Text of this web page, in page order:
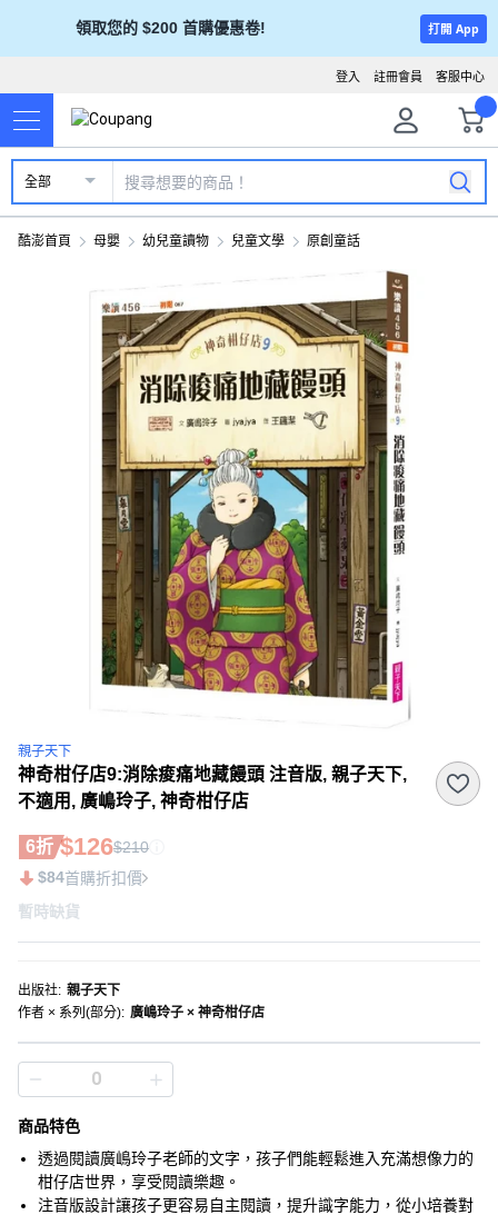
領取您的 $200 首購優惠卷! 打開 App
客服中心
註冊會員
登入
全部
酷澎首頁 母嬰 幼兒童讀物 兒童文學 原創童話
親子天下
神奇柑仔店9:消除痠痛地藏饅頭 注音版, 親子天下,
不適用, 廣嶋玲子, 神奇柑仔店
6折 $126$210
$84首購折扣價
暫時缺貨
出版社: 親子天下
作者 × 系列(部分): 廣嶋玲子 × 神奇柑仔店
商品特色
透過閱讀廣嶋玲子老師的文字，孩子們能輕鬆進入充滿想像力的
柑仔店世界，享受閱讀樂趣。
注音版設計讓孩子更容易自主閱讀，提升識字能力，從小培養對